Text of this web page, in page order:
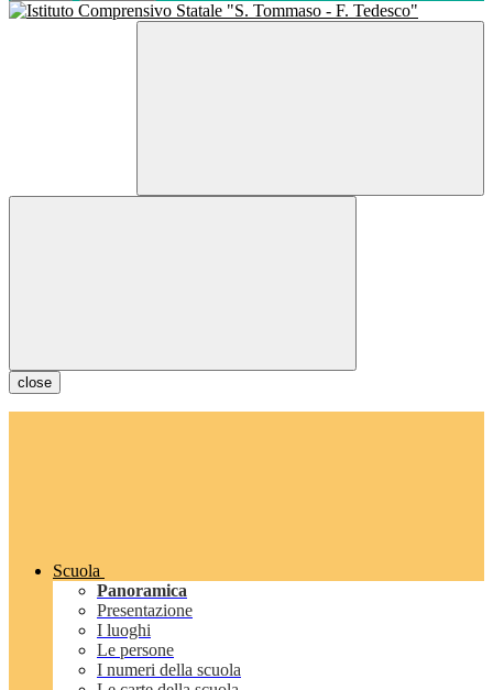
close
Scuola
Panoramica
Presentazione
I luoghi
Le persone
I numeri della scuola